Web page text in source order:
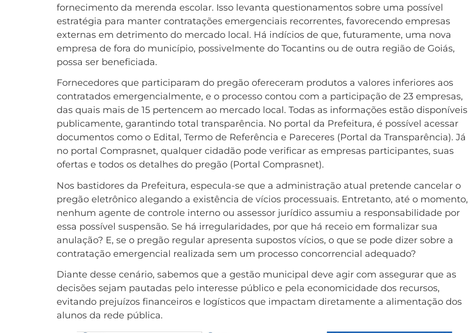
fornecimento da merenda escolar. Isso levanta questionamentos sobre uma possível
estratégia para manter contratações emergenciais recorrentes, favorecendo empresas
externas em detrimento do mercado local. Há indícios de que, futuramente, uma nova
empresa de fora do município, possivelmente do Tocantins ou de outra região de Goiás,
possa ser beneficiada.
Fornecedores que participaram do pregão ofereceram produtos a valores inferiores aos
contratados emergencialmente, e o processo contou com a participação de 23 empresas,
das quais mais de 15 pertencem ao mercado local. Todas as informações estão disponíveis
publicamente, garantindo total transparência. No portal da Prefeitura, é possível acessar
documentos como o Edital, Termo de Referência e Pareceres (Portal da Transparência). Já
no portal Comprasnet, qualquer cidadão pode verificar as empresas participantes, suas
ofertas e todos os detalhes do pregão (Portal Comprasnet).
Nos bastidores da Prefeitura, especula-se que a administração atual pretende cancelar o
pregão eletrônico alegando a existência de vícios processuais. Entretanto, até o momento,
nenhum agente de controle interno ou assessor jurídico assumiu a responsabilidade por
essa possível suspensão. Se há irregularidades, por que há receio em formalizar sua
anulação? E, se o pregão regular apresenta supostos vícios, o que se pode dizer sobre a
contratação emergencial realizada sem um processo concorrencial adequado?
Diante desse cenário, sabemos que a gestão municipal deve agir com assegurar que as
decisões sejam pautadas pelo interesse público e pela economicidade dos recursos,
evitando prejuízos financeiros e logísticos que impactam diretamente a alimentação dos
alunos da rede pública.